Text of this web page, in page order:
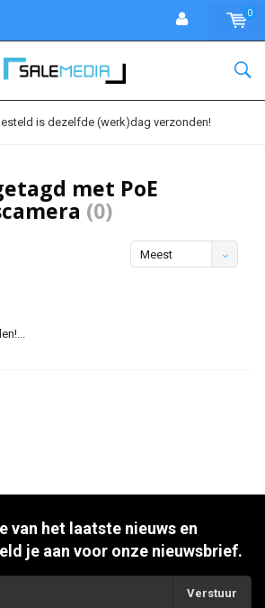
0
is dezelfde (werk)dag verzonden!
met PoE
(0)
Meest
van het laatste nieuws en
je aan voor onze nieuwsbrief.
Verstuur